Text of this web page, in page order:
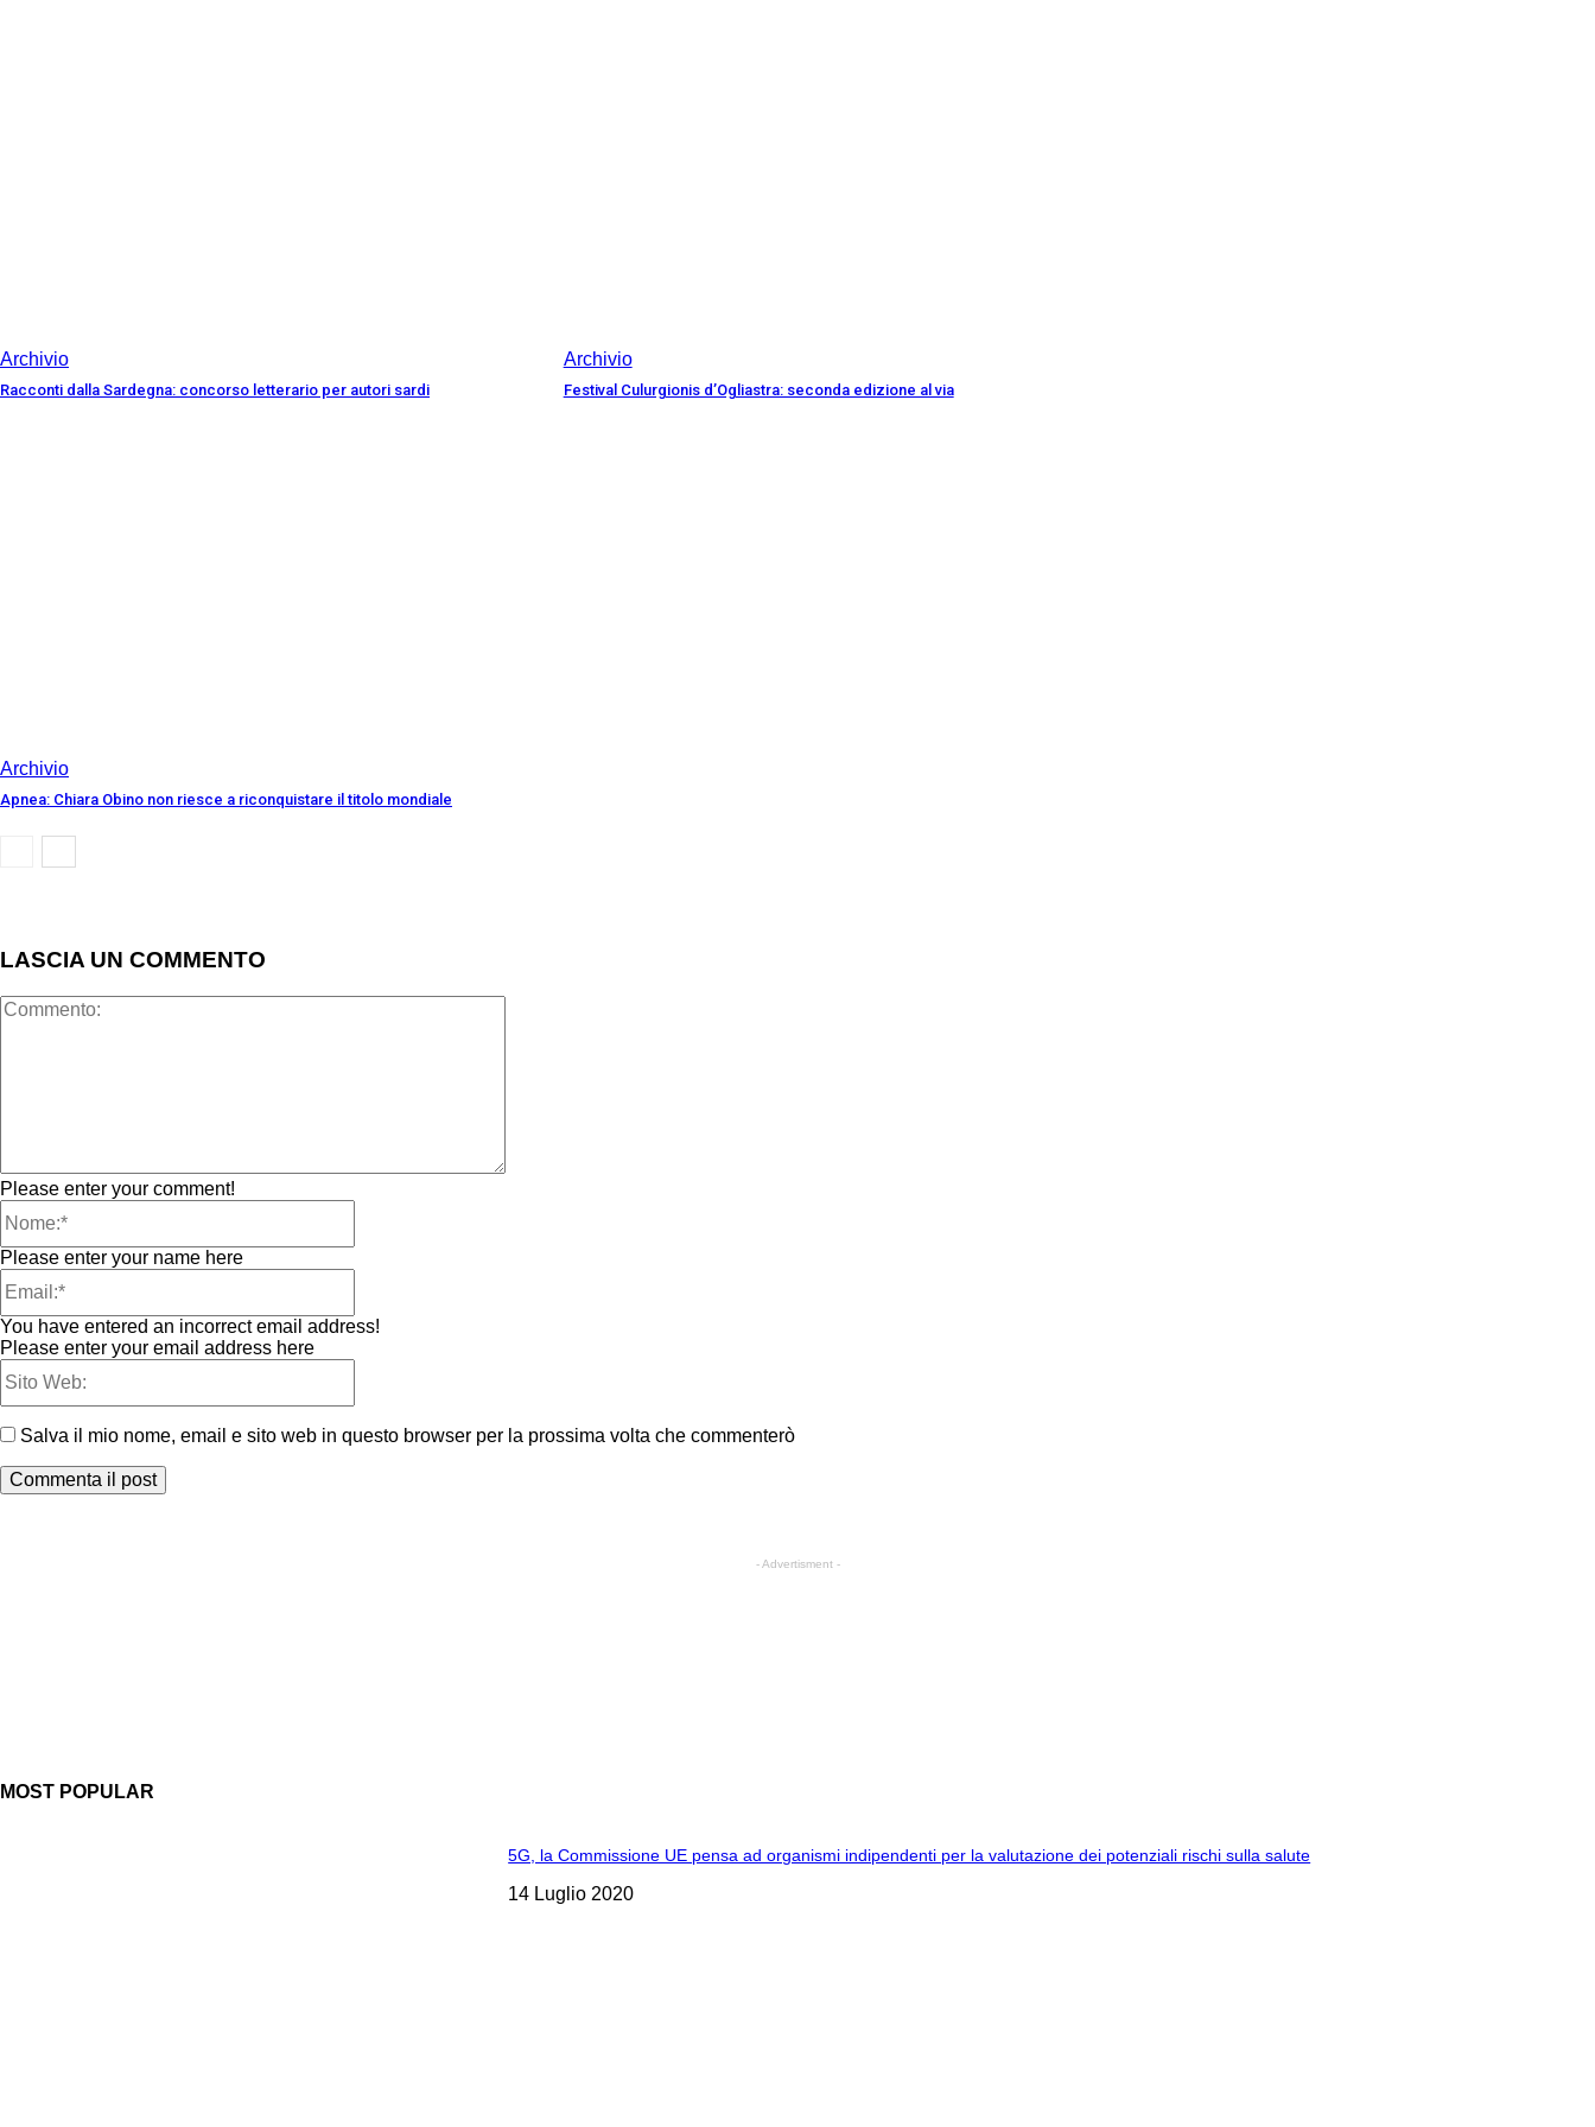
Archivio
Racconti dalla Sardegna: concorso letterario per autori sardi
Archivio
Festival Culurgionis d’Ogliastra: seconda edizione al via
Archivio
Apnea: Chiara Obino non riesce a riconquistare il titolo mondiale
LASCIA UN COMMENTO
Please enter your comment!
Please enter your name here
You have entered an incorrect email address!
Please enter your email address here
Salva il mio nome, email e sito web in questo browser per la prossima volta che commenterò
- Advertisment -
MOST POPULAR
5G, la Commissione UE pensa ad organismi indipendenti per la valutazione dei potenziali rischi sulla salute
14 Luglio 2020